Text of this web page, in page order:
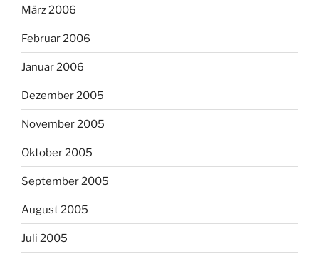
März 2006
Februar 2006
Januar 2006
Dezember 2005
November 2005
Oktober 2005
September 2005
August 2005
Juli 2005